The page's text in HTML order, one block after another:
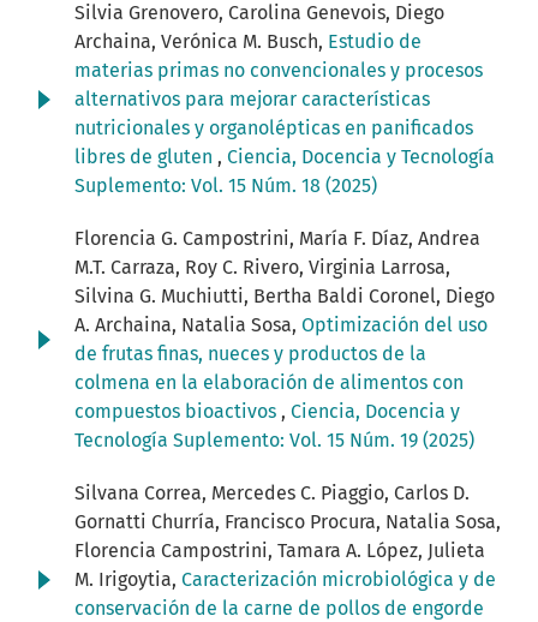
Silvia Grenovero, Carolina Genevois, Diego
Archaina, Verónica M. Busch, Estudio de
materias primas no convencionales y procesos
alternativos para mejorar características
nutricionales y organolépticas en panificados
libres de gluten , Ciencia, Docencia y Tecnología
Suplemento: Vol. 15 Núm. 18 (2025)
Florencia G. Campostrini, María F. Díaz, Andrea
M.T. Carraza, Roy C. Rivero, Virginia Larrosa,
Silvina G. Muchiutti, Bertha Baldi Coronel, Diego
A. Archaina, Natalia Sosa, Optimización del uso
de frutas finas, nueces y productos de la
colmena en la elaboración de alimentos con
compuestos bioactivos , Ciencia, Docencia y
Tecnología Suplemento: Vol. 15 Núm. 19 (2025)
Silvana Correa, Mercedes C. Piaggio, Carlos D.
Gornatti Churría, Francisco Procura, Natalia Sosa,
Florencia Campostrini, Tamara A. López, Julieta
M. Irigoytia, Caracterización microbiológica y de
conservación de la carne de pollos de engorde